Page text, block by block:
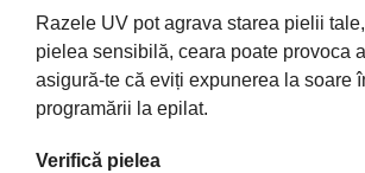
Razele UV pot agrava starea pielii
pielea sensibilă, ceara poate provoca
asigură-te că eviți expunerea la soare
programării la epilat.
Verifică pielea